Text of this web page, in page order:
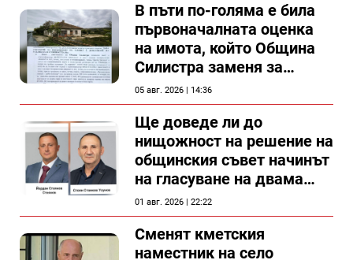
В пъти по-голяма е била
първоначалната оценка
на имота, който Община
Силистра заменя за
спирка, показват
документи
05 авг. 2026 | 14:36
Ще доведе ли до
нищожност на решение на
общинския съвет начинът
на гласуване на двама
съветници в Силистра?
01 авг. 2026 | 22:22
Сменят кметския
наместник на село